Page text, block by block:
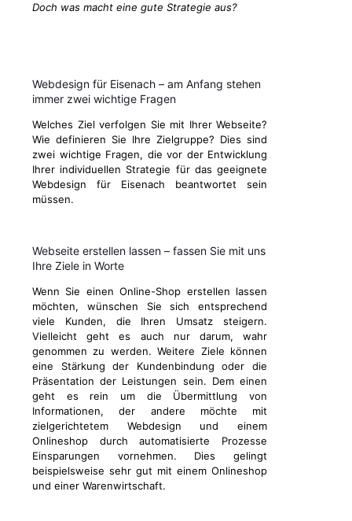
Doch was macht eine gute Strategie aus?
Webdesign für Eisenach – am Anfang stehen
immer zwei wichtige Fragen
Welches Ziel verfolgen Sie mit Ihrer Webseite?
Wie definieren Sie Ihre Zielgruppe? Dies sind
zwei wichtige Fragen, die vor der Entwicklung
Ihrer individuellen Strategie für das geeignete
Webdesign für Eisenach beantwortet sein
müssen.
Webseite erstellen lassen – fassen Sie mit uns
Ihre Ziele in Worte
Wenn Sie einen Online-Shop erstellen lassen
möchten, wünschen Sie sich entsprechend
viele Kunden, die Ihren Umsatz steigern.
Vielleicht geht es auch nur darum, wahr
genommen zu werden. Weitere Ziele können
eine Stärkung der Kundenbindung oder die
Präsentation der Leistungen sein. Dem einen
geht es rein um die Übermittlung von
Informationen, der andere möchte mit
zielgerichtetem Webdesign und einem
Onlineshop durch automatisierte Prozesse
Einsparungen vornehmen. Dies gelingt
beispielsweise sehr gut mit einem Onlineshop
und einer Warenwirtschaft.